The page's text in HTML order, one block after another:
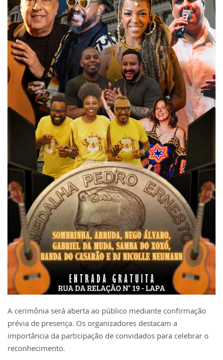
A cerimônia será aberta ao público mediante confirmação
prévia de presença. Os organizadores destacam a
importância da participação de convidados para celebrar o
reconhecimento.